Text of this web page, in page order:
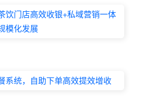
饮门店高效收银+私域营销一体
模化发展
系统，自助下单高效提效增收